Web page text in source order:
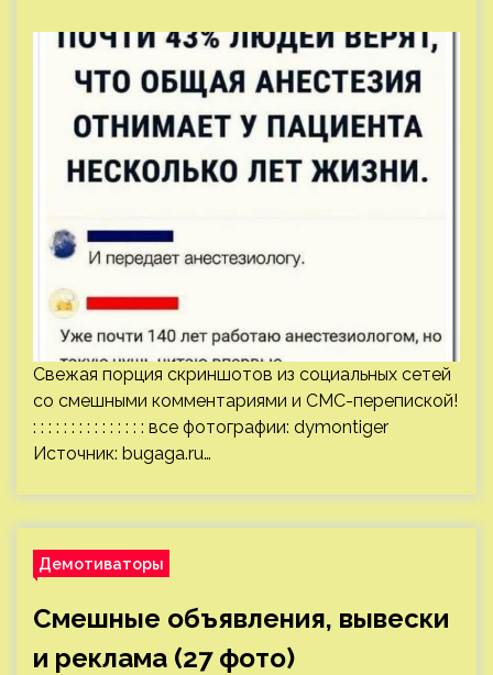
Свежая порция скриншотов из социальных сетей
со смешными комментариями и СМС-перепиской!
: : : : : : : : : : : : : : : все фотографии: dymontiger
Источник: bugaga.ru…
Демотиваторы
Смешные объявления, вывески
и реклама (27 фото)